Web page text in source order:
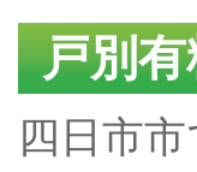
戸別
四日市